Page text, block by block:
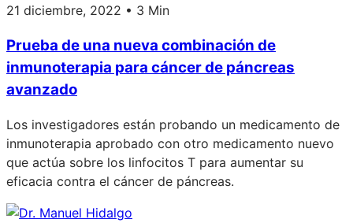
21 diciembre, 2022 • 3 Min
Prueba de una nueva combinación de
inmunoterapia para cáncer de páncreas
avanzado
Los investigadores están probando un medicamento de
inmunoterapia aprobado con otro medicamento nuevo
que actúa sobre los linfocitos T para aumentar su
eficacia contra el cáncer de páncreas.